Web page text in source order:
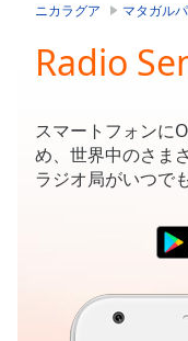
Current
Time0:00
Loaded:
0.00%
ニカラグア マタガル
Radio
スマートフォンに
め、世界中のさま
ラジオ局がいつで